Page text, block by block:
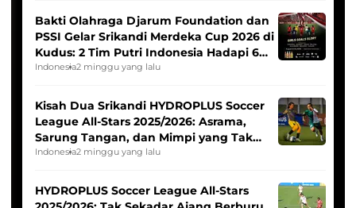
Bakti Olahraga Djarum Foundation dan
PSSI Gelar Srikandi Merdeka Cup 2026 di
Kudus: 2 Tim Putri Indonesia Hadapi 6
Tim Asia
Indonesia2 minggu yang lalu
Kisah Dua Srikandi HYDROPLUS Soccer
League All-Stars 2025/2026: Asrama,
Sarung Tangan, dan Mimpi yang Tak
Pernah Padam
Indonesia2 minggu yang lalu
HYDROPLUS Soccer League All-Stars